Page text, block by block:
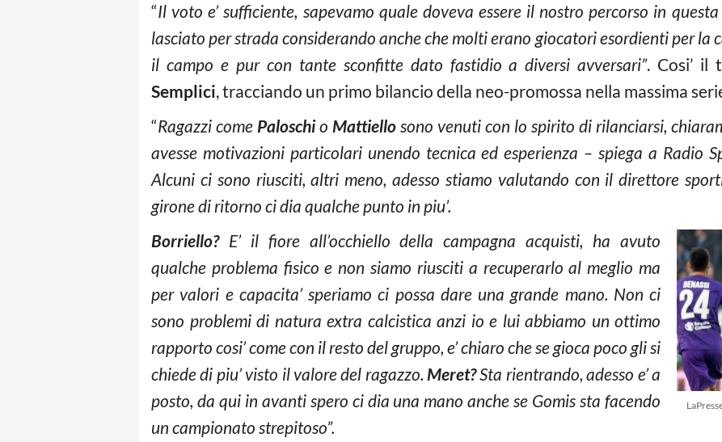
“Il voto e’ sufficiente, sapevamo quale doveva essere il nostro percorso in
lasciato per strada considerando anche che molti erano giocatori esordienti per la
il campo e pur con tante sconfitte dato fastidio a diversi avversari”. Cosi’ il
Semplici, tracciando un primo bilancio della neo-promossa nella massima
“Ragazzi come Paloschio Mattiello sono venuti con lo spirito di rilanciarsi,
avesse motivazioni particolari unendo tecnica ed esperienza – spiega a Radio
Alcuni ci sono riusciti, altri meno, adesso stiamo valutando con il direttore
girone di ritorno ci dia qualche punto in piu’.
Borriello?E’ il fiore all’occhiello della campagna acquisti, ha avuto
qualche problema fisico e non siamo riusciti a recuperarlo al meglio ma
per valori e capacita’ speriamo ci possa dare una grande mano. Non ci
sono problemi di natura extra calcistica anzi io e lui abbiamo un ottimo
rapporto cosi’ come con il resto del gruppo, e’ chiaro che se gioca poco gli si
chiede di piu’ visto il valore del ragazzo. Meret?Sta rientrando, adesso e’ a
posto, da qui in avanti spero ci dia una mano anche se Gomis sta facendo
un campionato strepitoso”.